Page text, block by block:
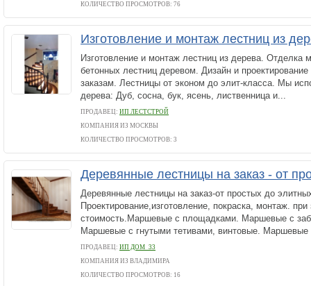
КОЛИЧЕСТВО ПРОСМОТРОВ: 76
Изготовление и монтаж лестниц из
Изготовление и монтаж лестниц из дерева. Отделка
бетонных лестниц деревом. Дизайн и
заказам. Лестницы от эконом до элит-класса. Мы
дерева: Дуб, сосна, бук, ясень, лиственница и...
ПРОДАВЕЦ: ИП ЛЕСТСТРОЙ
КОМПАНИЯ ИЗ МОСКВЫ
КОЛИЧЕСТВО ПРОСМОТРОВ: 3
Деревянные лестницы на заказ - от
Деревянные лестницы на заказ-от простых до
Проектирование,изготовление, покраска, монтаж. при
стоимость.Маршевые с площадками. Маршевые с
Маршевые с гнутыми тетивами, винтовые. Маршевые
ПРОДАВЕЦ: ИП ДОМ_33
КОМПАНИЯ ИЗ ВЛАДИМИРА
КОЛИЧЕСТВО ПРОСМОТРОВ: 16